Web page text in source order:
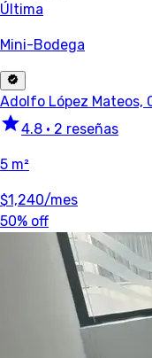
Última
Mini-Bodega
Adolfo López Mateos,
4.8 • 2 reseñas
5 m²
$1,240/mes
50% off